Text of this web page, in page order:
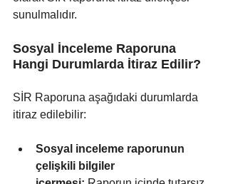
sunulmalıdır.
Sosyal İnceleme Raporuna
Hangi Durumlarda İtiraz Edilir?
SİR Raporuna aşağıdaki durumlarda
itiraz edilebilir:
Sosyal inceleme raporunun
çelişkili bilgiler